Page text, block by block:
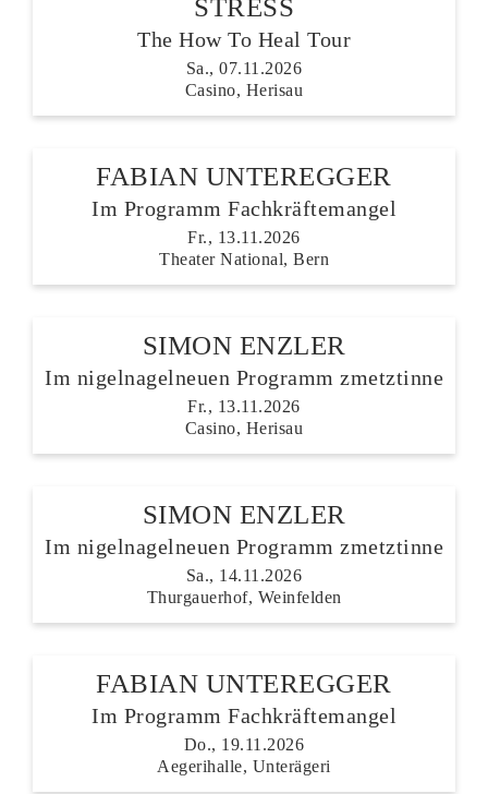
STRESS
The How To Heal Tour
Sa., 07.11.2026
Casino, Herisau
FABIAN UNTEREGGER
Im Programm Fachkräftemangel
Fr., 13.11.2026
Theater National, Bern
SIMON ENZLER
Im nigelnagelneuen Programm zmetztinne
Fr., 13.11.2026
Casino, Herisau
SIMON ENZLER
Im nigelnagelneuen Programm zmetztinne
Sa., 14.11.2026
Thurgauerhof, Weinfelden
FABIAN UNTEREGGER
Im Programm Fachkräftemangel
Do., 19.11.2026
Aegerihalle, Unterägeri